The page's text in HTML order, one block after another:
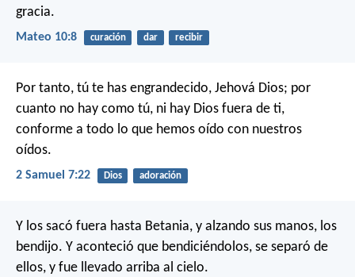
gracia.
Mateo 10:8 curación dar recibir
Por tanto, tú te has engrandecido, Jehová Dios; por
cuanto no hay como tú, ni hay Dios fuera de ti,
conforme a todo lo que hemos oído con nuestros
oídos.
2 Samuel 7:22 Dios adoración
Y los sacó fuera hasta Betania, y alzando sus manos, los
bendijo. Y aconteció que bendiciéndolos, se separó de
ellos, y fue llevado arriba al cielo.